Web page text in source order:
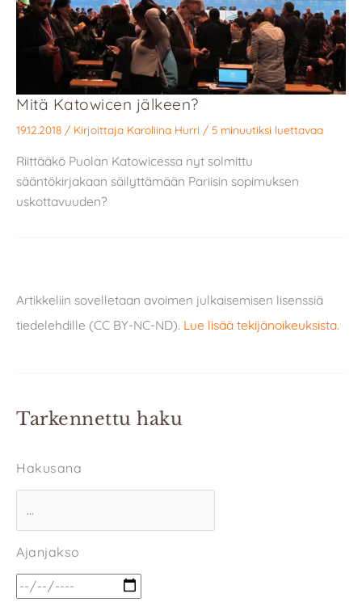
Mitä Katowicen jälkeen?
19.12.2018 / Kirjoittaja Karoliina Hurri / 5 minuutiksi luettavaa
Riittääkö Puolan Katowicessa nyt solmittu
sääntökirjakaan säilyttämään Pariisin sopimuksen
uskottavuuden?
Artikkeliin sovelletaan avoimen julkaisemisen lisenssiä
tiedelehdille (CC BY-NC-ND). Lue lisää tekijänoikeuksista.
Tarkennettu haku
Hakusana
Ajanjakso